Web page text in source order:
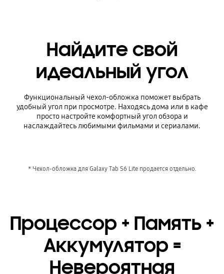
Найдите свой
идеальный угол
Функциональный чехол-обложка поможет выбрать
удобный угол при просмотре. Находясь дома или в кафе
просто настройте комфортный угол обзора и
наслаждайтесь любимыми фильмами и сериалами.
* Чехол-обложка для Galaxy Tab S6 Lite продается отдельно.
Процессор + Память +
Аккумулятор =
Невероятная